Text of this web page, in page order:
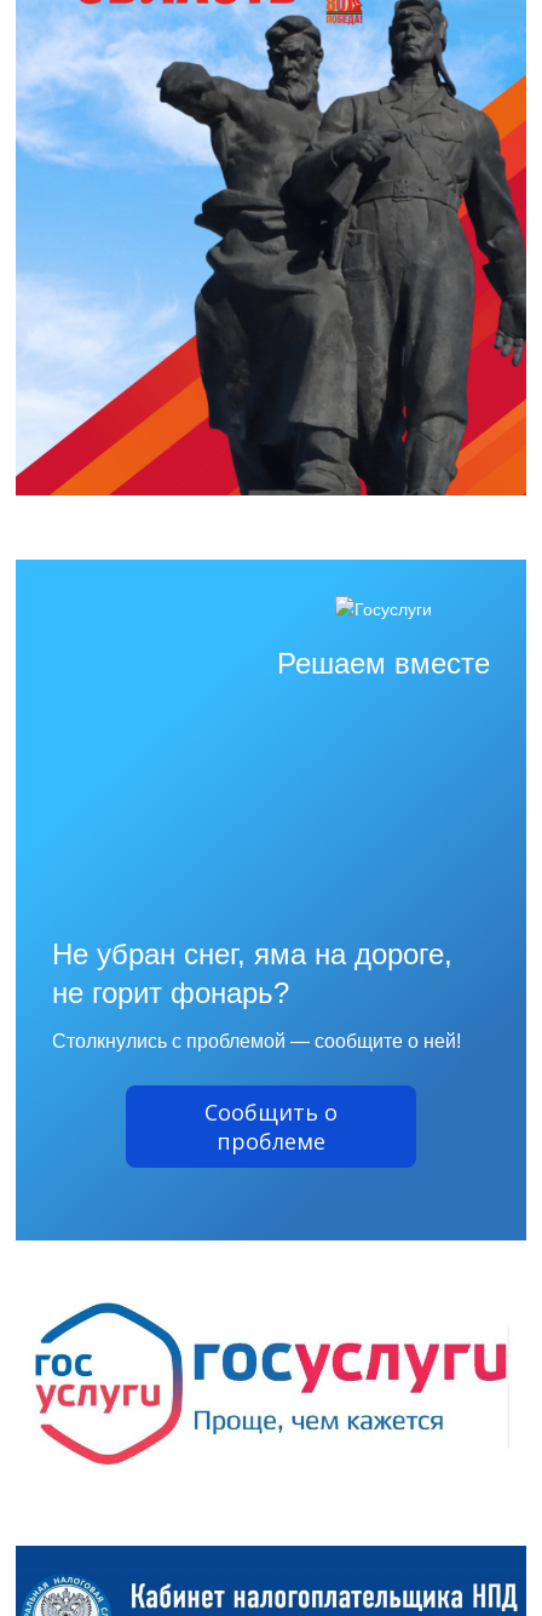
Решаем вместе
Не убран снег, яма на дороге,
не горит фонарь?
Столкнулись с проблемой — сообщите о ней!
Сообщить о
проблеме